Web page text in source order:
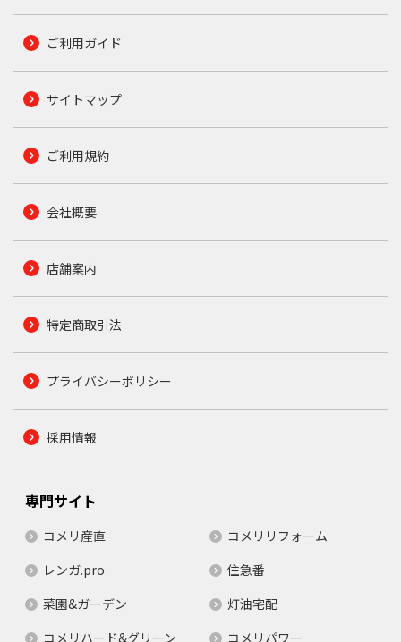
ご利用ガイド
サイトマップ
ご利用規約
会社概要
店舗案内
特定商取引法
プライバシーポリシー
採用情報
専門サイト
コメリ産直
コメリリフォーム
レンガ.pro
住急番
菜園&ガーデン
灯油宅配
コメリハード&グリーン
コメリパワー